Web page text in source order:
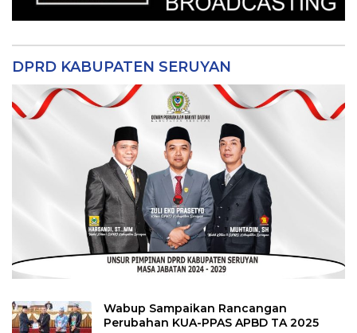
DPRD KABUPATEN SERUYAN
Wabup Sampaikan Rancangan
Perubahan KUA-PPAS APBD TA 2025